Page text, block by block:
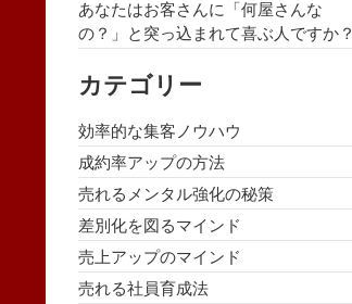
あなたはお客さんに「何屋さんな
の？」と突っ込まれて喜ぶ人ですか？
カテゴリー
効率的な集客ノウハウ
成約率アップの方法
売れるメンタル強化の秘策
差別化を図るマインド
売上アップのマインド
売れる社員育成法